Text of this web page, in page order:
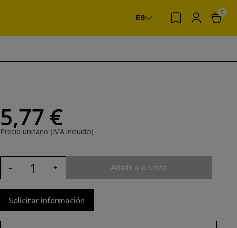
ES
0
5,77 €
Precio unitario (IVA incluido)
Añadir a la cesta
Solicitar información